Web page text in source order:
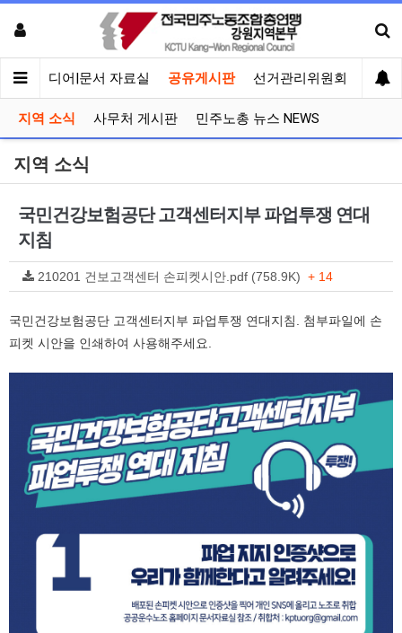
견 미디어|문서 자료실 공유게시판 선거관리위원회
지역 소식 사무처 게시판 민주노총 뉴스 NEWS
지역 소식
국민건강보험공단 고객센터지부 파업투쟁 연대
지침
210201 건보고객센터 손피켓시안.pdf (758.9K) + 14
국민건강보험공단 고객센터지부 파업투쟁 연대지침. 첨부파일에 손
피켓 시안을 인쇄하여 사용해주세요.